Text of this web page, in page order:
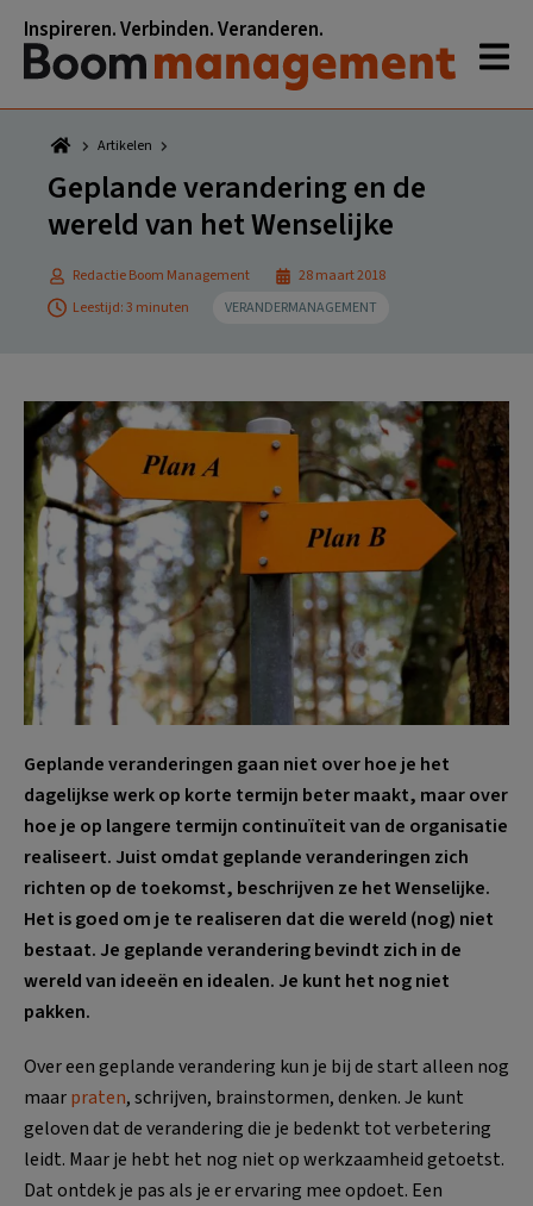
naar
hoofdnavigatie
naar
hoofd
inhoud
naar
eerste
sidebar
naar
voettekst
Inspireren. Verbinden. Veranderen.
Artikelen
Geplande verandering en de
wereld van het Wenselijke
Redactie Boom Management
28 maart 2018
Leestijd: 3 minuten
VERANDERMANAGEMENT
Geplande veranderingen gaan niet over hoe je het
dagelijkse werk op korte termijn beter maakt, maar over
hoe je op langere termijn continuïteit van de organisatie
realiseert. Juist omdat geplande veranderingen zich
richten op de toekomst, beschrijven ze het Wenselijke.
Het is goed om je te realiseren dat die wereld (nog) niet
bestaat. Je geplande verandering bevindt zich in de
wereld van ideeën en idealen. Je kunt het nog niet
pakken.
Over een geplande verandering kun je bij de start alleen nog
maarpraten, schrijven, brainstormen, denken. Je kunt
geloven dat de verandering die je bedenkt tot verbetering
leidt. Maar je hebt het nog niet op werkzaamheid getoetst.
Dat ontdek je pas als je er ervaring mee opdoet. Een